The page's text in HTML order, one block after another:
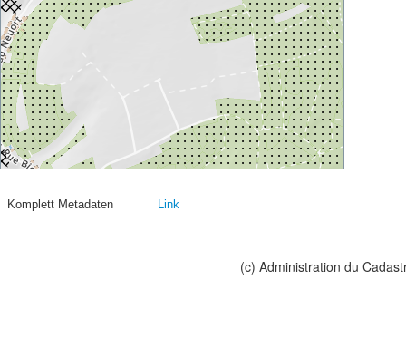
Komplett Metadaten Link
(c) Administration du